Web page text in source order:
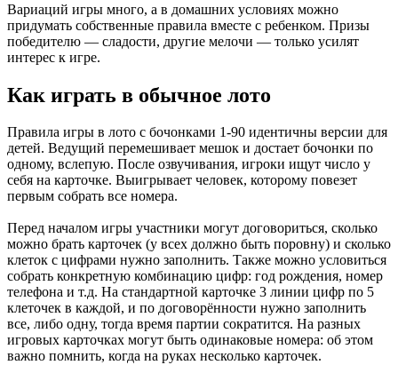
Вариаций игры много, а в домашних условиях можно
придумать собственные правила вместе с ребенком. Призы
победителю — сладости, другие мелочи — только усилят
интерес к игре.
Как играть в обычное лото
Правила игры в лото с бочонками 1-90 идентичны версии для
детей. Ведущий перемешивает мешок и достает бочонки по
одному, вслепую. После озвучивания, игроки ищут число у
себя на карточке. Выигрывает человек, которому повезет
первым собрать все номера.
Перед началом игры участники могут договориться, сколько
можно брать карточек (у всех должно быть поровну) и сколько
клеток с цифрами нужно заполнить. Также можно условиться
собрать конкретную комбинацию цифр: год рождения, номер
телефона и т.д. На стандартной карточке 3 линии цифр по 5
клеточек в каждой, и по договорённости нужно заполнить
все, либо одну, тогда время партии сократится. На разных
игровых карточках могут быть одинаковые номера: об этом
важно помнить, когда на руках несколько карточек.